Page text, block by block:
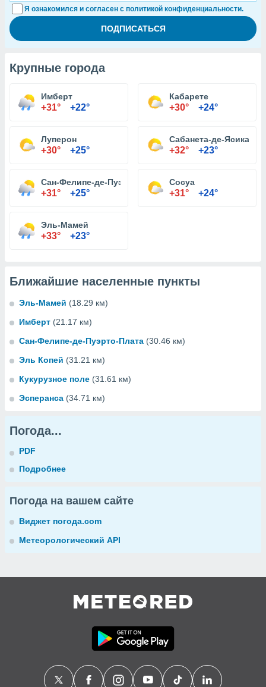
Я ознакомился и согласен с политикой конфиденциальности.
Крупные города
Имберт
+31° +22°
Кабарете
+30° +24°
Луперон
+30° +25°
Сабанета-де-Ясика
+32° +23°
Сан-Фелипе-де-Пуэрто-Плата
+31° +25°
Сосуа
+31° +24°
Эль-Мамей
+33° +23°
Ближайшие населенные пункты
Эль-Мамей (18.29 км)
Имберт (21.17 км)
Сан-Фелипе-де-Пуэрто-Плата (30.46 км)
Эль Копей (31.21 км)
Кукурузное поле (31.61 км)
Эсперанса (34.71 км)
Погода...
PDF
Подробнее
Погода на вашем сайте
Виджет погода.com
Метеорологический API